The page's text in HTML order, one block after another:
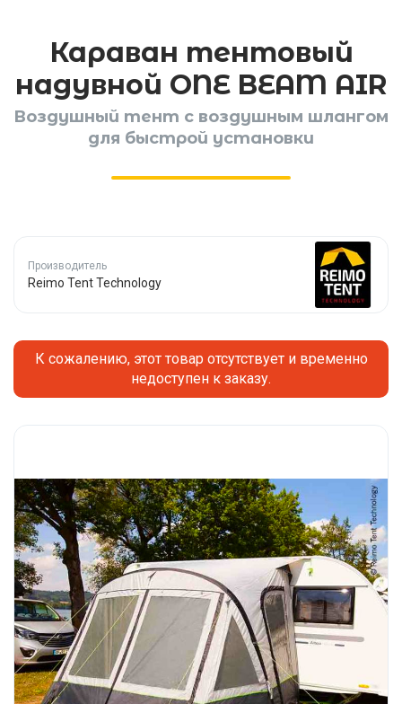
Караван тентовый
надувной ONE BEAM AIR
Воздушный тент с воздушным шлангом
для быстрой установки
Производитель
Reimo Tent Technology
К сожалению, этот товар отсутствует и временно
недоступен к заказу.